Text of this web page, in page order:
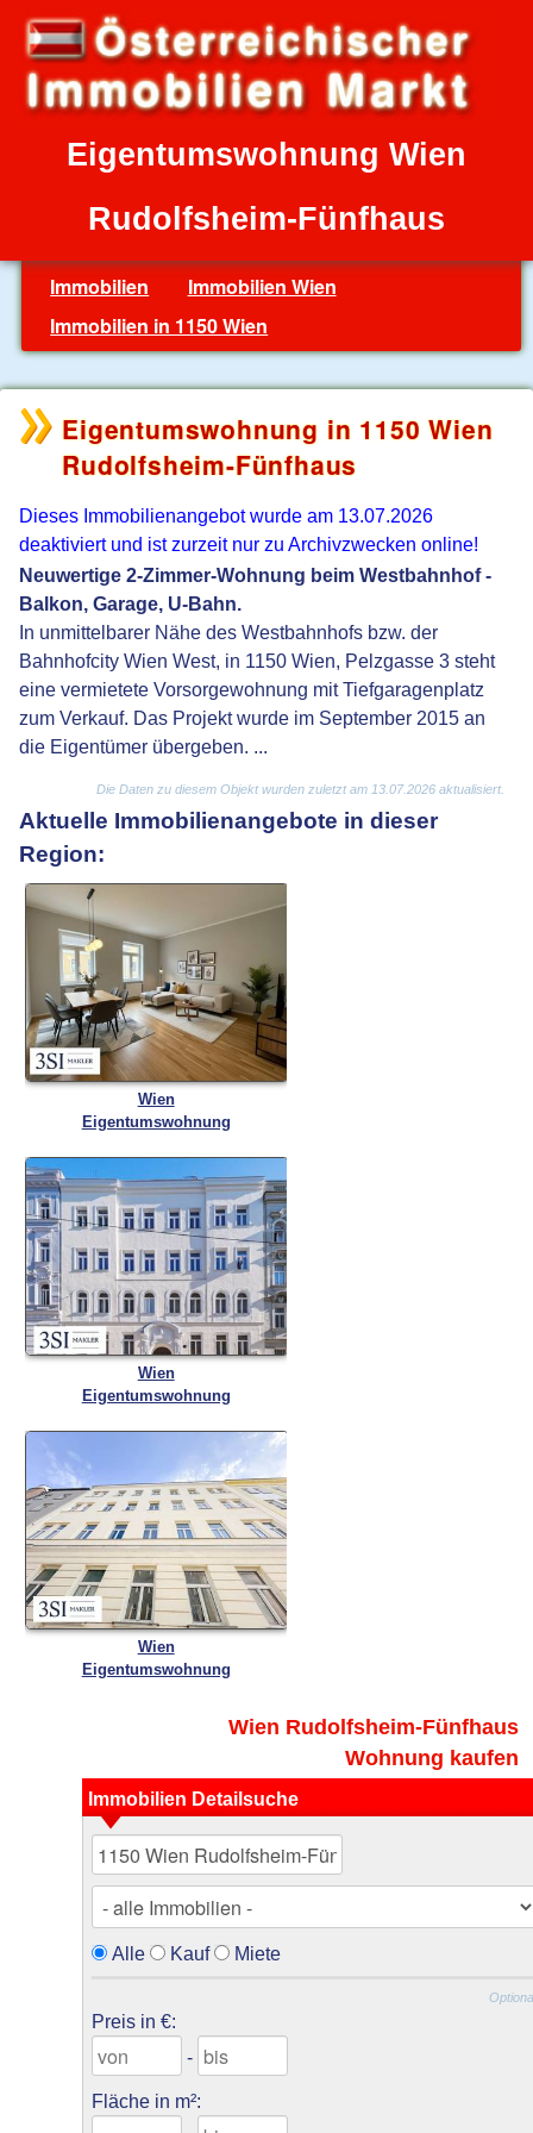
Eigentumswohnung Wien
Rudolfsheim-Fünfhaus
Immobilien
Immobilien Wien
Immobilien in 1150 Wien
Eigentumswohnung in 1150 Wien
Rudolfsheim-Fünfhaus
Dieses Immobilienangebot wurde am 13.07.2026
deaktiviert und ist zurzeit nur zu Archivzwecken online!
Neuwertige 2-Zimmer-Wohnung beim Westbahnhof -
Balkon, Garage, U-Bahn.
In unmittelbarer Nähe des Westbahnhofs bzw. der
Bahnhofcity Wien West, in 1150 Wien, Pelzgasse 3 steht
eine vermietete Vorsorgewohnung mit Tiefgaragenplatz
zum Verkauf. Das Projekt wurde im September 2015 an
die Eigentümer übergeben. ...
Die Daten zu diesem Objekt wurden zuletzt am 13.07.2026 aktualisiert.
Aktuelle Immobilienangebote in dieser
Region:
Wien
Eigentumswohnung
Wien
Eigentumswohnung
Wien
Eigentumswohnung
Wien Rudolfsheim-Fünfhaus
Wohnung kaufen
Immobilien Detailsuche
Alle Kauf Miete
Preis in €:
-
Fläche in m²: